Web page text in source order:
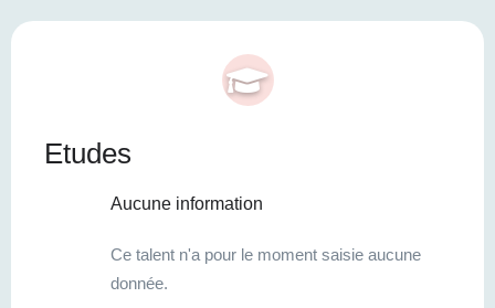
Etudes
Aucune information
Ce talent n'a pour le moment saisie aucune
donnée.